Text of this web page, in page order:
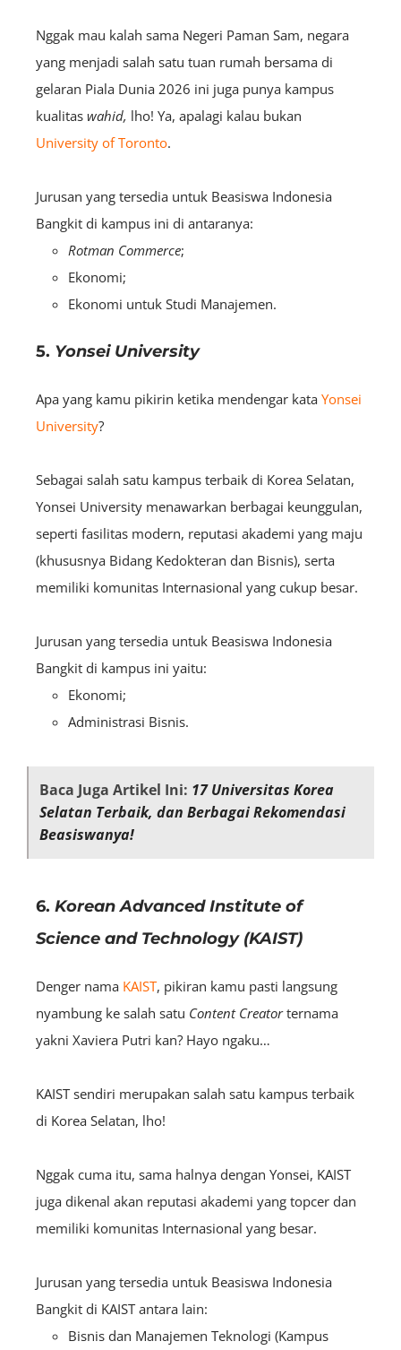
Nggak mau kalah sama Negeri Paman Sam, negara
yang menjadi salah satu tuan rumah bersama di
gelaran Piala Dunia 2026 ini juga punya kampus
kualitas wahid, lho! Ya, apalagi kalau bukan
University of Toronto.
Jurusan yang tersedia untuk Beasiswa Indonesia
Bangkit di kampus ini di antaranya:
Rotman Commerce;
Ekonomi;
Ekonomi untuk Studi Manajemen.
5. Yonsei University
Apa yang kamu pikirin ketika mendengar kata Yonsei
University?
Sebagai salah satu kampus terbaik di Korea Selatan,
Yonsei University menawarkan berbagai keunggulan,
seperti fasilitas modern, reputasi akademi yang maju
(khususnya Bidang Kedokteran dan Bisnis), serta
memiliki komunitas Internasional yang cukup besar.
Jurusan yang tersedia untuk Beasiswa Indonesia
Bangkit di kampus ini yaitu:
Ekonomi;
Administrasi Bisnis.
Baca Juga Artikel Ini: 17 Universitas Korea
Selatan Terbaik, dan Berbagai Rekomendasi
Beasiswanya!
6. Korean Advanced Institute of
Science and Technology (KAIST)
Denger nama KAIST, pikiran kamu pasti langsung
nyambung ke salah satu ContentCreatorternama
yakni Xaviera Putri kan? Hayo ngaku…
KAIST sendiri merupakan salah satu kampus terbaik
di Korea Selatan, lho!
Nggak cuma itu, sama halnya dengan Yonsei, KAIST
juga dikenal akan reputasi akademi yang topcer dan
memiliki komunitas Internasional yang besar.
Jurusan yang tersedia untuk Beasiswa Indonesia
Bangkit di KAIST antara lain:
Bisnis dan Manajemen Teknologi (Kampus